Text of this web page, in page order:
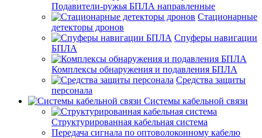
Подавители-ружья БПЛА направленные
Стационарные
детекторы дронов
Спуферы навигации
БПЛА
Комплексы обнаружения и подавления БПЛА
Средства защиты
персонала
Системы кабельной связи
Структурированная кабельная система
Передача сигнала по оптоволоконному кабелю